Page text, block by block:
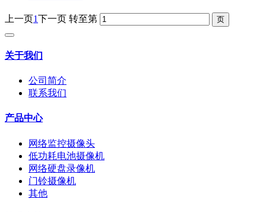
上一页1下一页 转至第
关于我们
公司简介
联系我们
产品中心
网络监控摄像头
低功耗电池摄像机
网络硬盘录像机
门铃摄像机
其他